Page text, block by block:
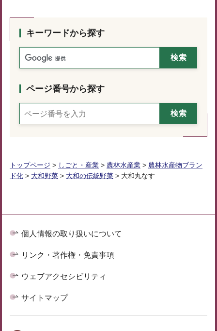
キーワードから探す
ページ番号から探す
トップページ > しごと・産業 > 農林水産業 > 農林水産物ブラン
ド化 > 大和野菜 > 大和の伝統野菜 > 大和丸なす
個人情報の取り扱いについて
リンク・著作権・免責事項
ウェブアクセシビリティ
サイトマップ